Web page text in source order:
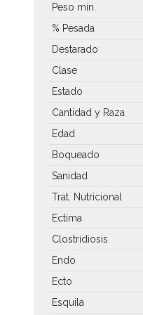
Peso mín.
% Pesada
Destarado
Clase
Estado
Cantidad y Raza
Edad
Boqueado
Sanidad
Trat. Nutricional
Ectima
Clostridiosis
Endo
Ecto
Esquila